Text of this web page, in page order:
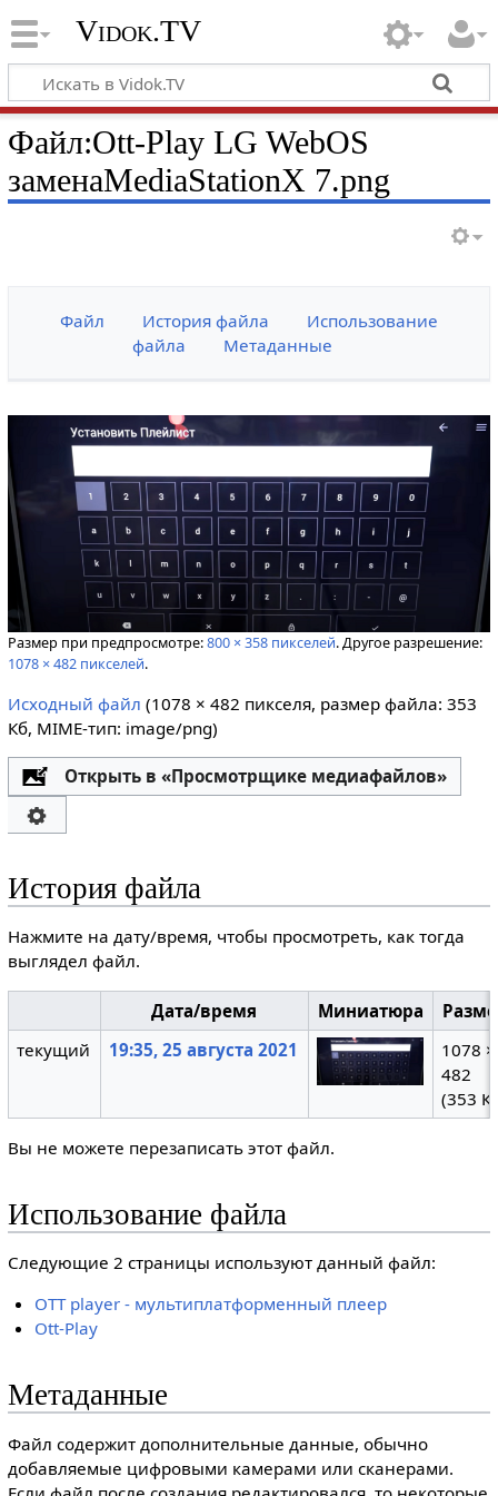
Vidok.TV
Файл:Ott-Play LG WebOS
заменаMediaStationX 7.png
Файл История файла
Использование
файла
Метаданные
Размер при предпросмотре:800 × 358 пикселей.Другое разрешение:
1078 × 482 пикселей.
Исходный файл (1078 × 482 пикселя, размер файла: 353
Кб, MIME-тип: image/png)
Открыть в «Просмотрщике медиафайлов»
История файла
Нажмите на дату/время, чтобы просмотреть, как тогда
выглядел файл.
Дата/время Миниатюра
текущий
19:35, 25 августа 2021
1078 ×
482
(353
Вы не можете перезаписать этот файл.
Использование файла
Следующие 2 страницы используют данный файл:
OTT player - мультиплатформенный плеер
Ott-Play
Метаданные
Файл содержит дополнительные данные, обычно
добавляемые цифровыми камерами или сканерами.